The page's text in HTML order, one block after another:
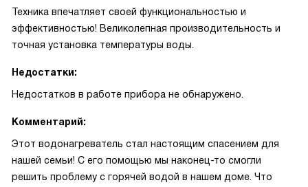
Техника впечатляет своей функциональностью и
эффективностью! Великолепная производительность и
точная установка температуры воды.
Недостатки:
Недостатков в работе прибора не обнаружено.
Комментарий:
Этот водонагреватель стал настоящим спасением для
нашей семьи! С его помощью мы наконец-то смогли
решить проблему с горячей водой в нашем доме. Что